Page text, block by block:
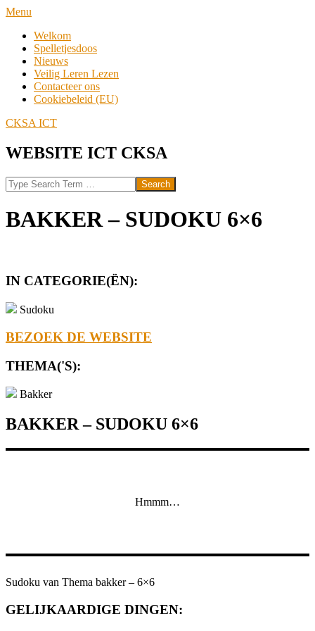
Skip
content
Navigation
Menu
Welkom
Spelletjesdoos
Nieuws
Veilig Leren Lezen
Contacteer ons
Cookiebeleid (EU)
CKSA ICT
WEBSITE ICT CKSA
Search
BAKKER – SUDOKU 6×6
IN CATEGORIE(ËN):
Sudoku
BEZOEK DE WEBSITE
THEMA('S):
Bakker
BAKKER – SUDOKU 6×6
Hmmm…
Sudoku van Thema bakker – 6×6
GELIJKAARDIGE DINGEN: